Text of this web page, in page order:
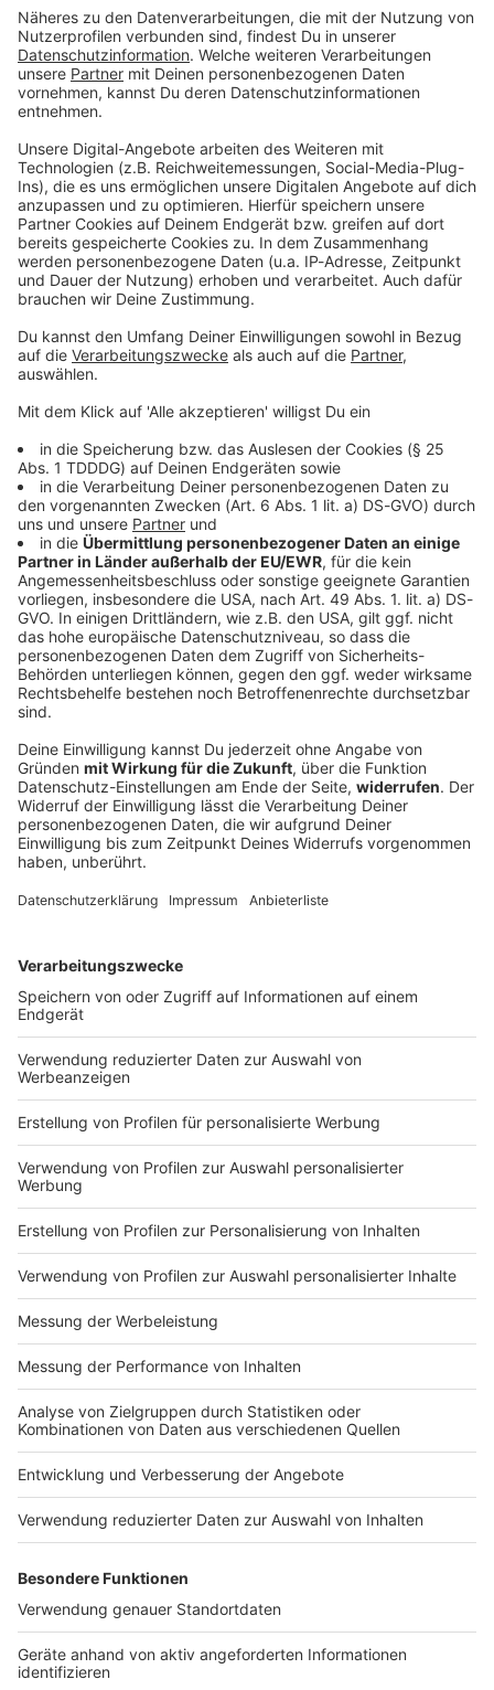
Du möchtest uns etwas sagen?
Studio Hotline
Kontaktformular
Sprachnachricht
© dpa-infocom, dpa:260529-930-147240/1
Bayern
Urteil im Mordprozess nach Auto-Anschlag
auf Demo erwartet
Bei der Attacke in der bayerischen Landeshauptstadt
waren eine Mutter und ihre kleine Tochter getötet
DEINE GEMERKTEN ARTIKEL
Du hast dir noch keine Artikel gemerkt
Markiere sie hierfür mit einem
Impressum
Nutzungsbedingungen
Jobs
Presse
Werben
Archiv
ANTENNE BAYERN GROUP
Stiftung ANTENNE BAYERN
Kontakt
Studio-Hotline
Verkehrs-Hotline
Newsletter